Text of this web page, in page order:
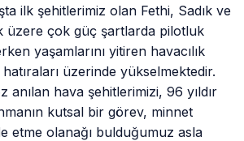
anılan hava şehitlerimizi, 96 yıldır
kutsal bir görev, minnet
etme olanağı bulduğumuz asla
tarih olduğunun bilinci ile bugün de
anıyoruz.
pilotlarına ışık ve yol gösteren,